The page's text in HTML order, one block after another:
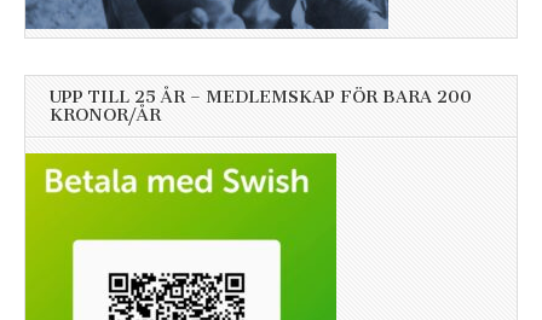
UPP TILL 25 ÅR – MEDLEMSKAP FÖR BARA 200
KRONOR/ÅR